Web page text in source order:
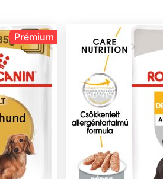
Prémium